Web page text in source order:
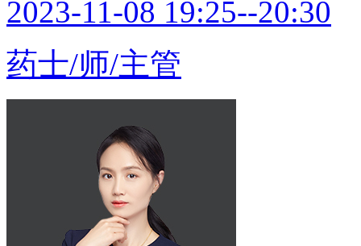
2023-11-08 19:25--20:30
药士/师/主管